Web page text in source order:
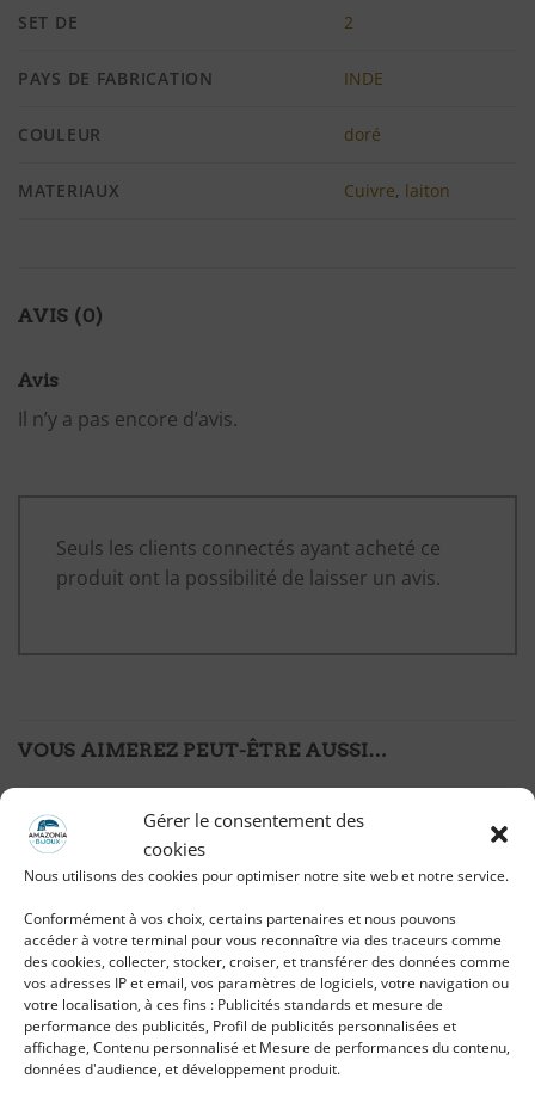
Gérer le consentement des
cookies
Nous utilisons des cookies pour optimiser notre site web et notre service.
Conformément à vos choix, certains partenaires et nous pouvons
accéder à votre terminal pour vous reconnaître via des traceurs comme
des cookies, collecter, stocker, croiser, et transférer des données comme
vos adresses IP et email, vos paramètres de logiciels, votre navigation ou
votre localisation, à ces fins : Publicités standards et mesure de
performance des publicités, Profil de publicités personnalisées et
affichage, Contenu personnalisé et Mesure de performances du contenu,
données d'audience, et développement produit.
SET DE 2
PAYS DE FABRICATION INDE
COULEUR doré
MATERIAUX Cuivre, laiton
AVIS (0)
Avis
Il n’y a pas encore d’avis.
Seuls les clients connectés ayant acheté ce
produit ont la possibilité de laisser un avis.
VOUS AIMEREZ PEUT-ÊTRE AUSSI…
Ajouter
liste
Bague Anti-stress Anneau
tournant avec Pierre
liste
Bague Anti-stress Anneau
tournant ethnique